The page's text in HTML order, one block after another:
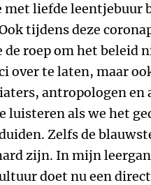
liefde leentjebuur
tijdens deze
roep om het beleid
over te laten, maar
antropologen en
luisteren als we het
Zelfs de
zijn. In mijn
doet nu een